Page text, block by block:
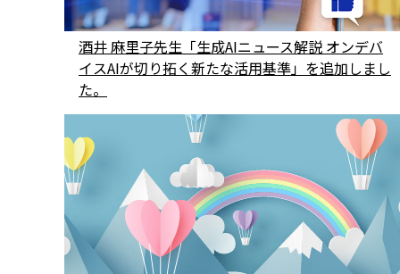
酒井 麻里子先生「生成AIニュース解説 オンデバ
イスAIが切り拓く新たな活用基準」を追加しまし
た。